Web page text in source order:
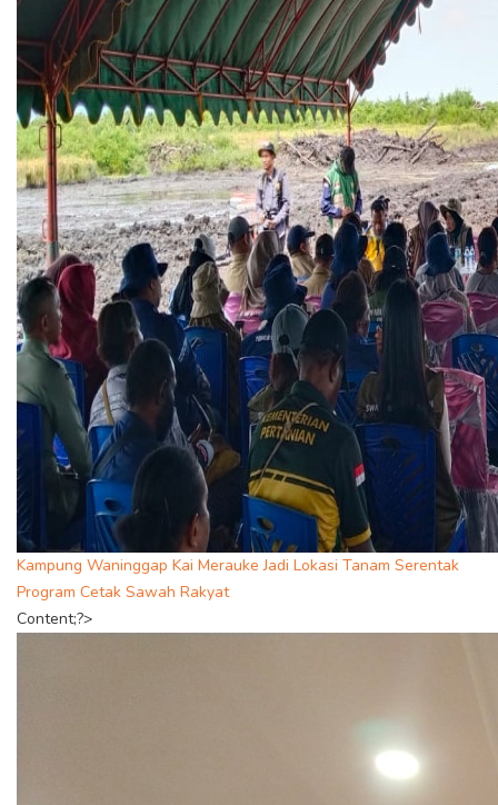
Kampung Waninggap Kai Merauke Jadi Lokasi Tanam Serentak
Program Cetak Sawah Rakyat
Content;?>